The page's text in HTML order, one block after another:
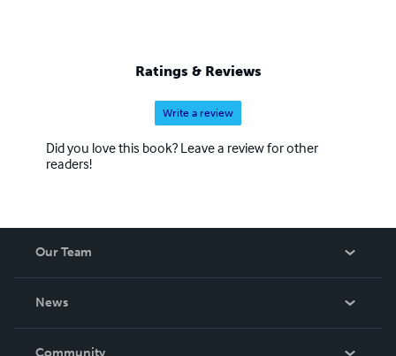
Ratings & Reviews
Write a review
Did you love this book? Leave a review for other
readers!
Our Team
News
In The News
Community